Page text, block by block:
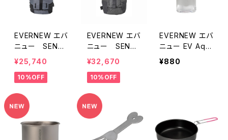
EVERNEW エバ
ニュー SENDE
R 02
¥25,740
10%OFF
EVERNEW エバ
ニュー SENDE
R 01
¥32,670
10%OFF
EVERNEW エバ
ニュー EV Aqu
ajacket 333ml
¥880